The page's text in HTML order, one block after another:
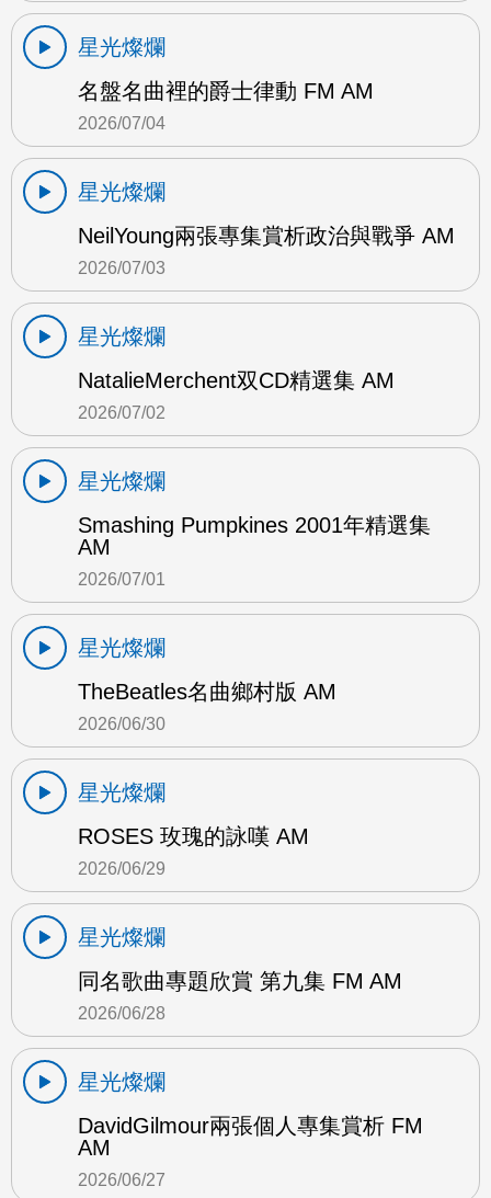
星光燦爛
名盤名曲裡的爵士律動 FM AM
2026/07/04
星光燦爛
NeilYoung兩張專集賞析政治與戰爭 AM
2026/07/03
星光燦爛
NatalieMerchent双CD精選集 AM
2026/07/02
星光燦爛
Smashing Pumpkines 2001年精選集
AM
2026/07/01
星光燦爛
TheBeatles名曲鄉村版 AM
2026/06/30
星光燦爛
ROSES 玫瑰的詠嘆 AM
2026/06/29
星光燦爛
同名歌曲專題欣賞 第九集 FM AM
2026/06/28
星光燦爛
DavidGilmour兩張個人專集賞析 FM
AM
2026/06/27